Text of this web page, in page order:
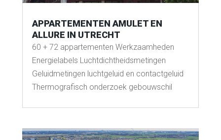
APPARTEMENTEN AMULET EN
ALLURE IN UTRECHT
60 + 72 appartementen Werkzaamheden
Energielabels Luchtdichtheidsmetingen
Geluidmetingen luchtgeluid en contactgeluid
Thermografisch onderzoek gebouwschil